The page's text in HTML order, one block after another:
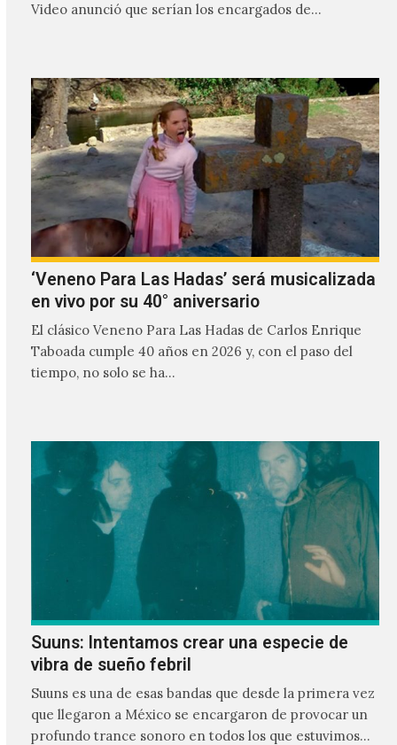
Video anunció que serían los encargados de
‘Veneno Para Las Hadas’ será musicalizada
en vivo por su 40° aniversario
El clásico Veneno Para Las Hadas de Carlos Enrique
Taboada cumple 40 años en 2026 y, con el paso del
tiempo, no solo se ha…
Suuns: Intentamos crear una especie de
vibra de sueño febril
Suuns es una de esas bandas que desde la primera vez
que llegaron a México se encargaron de provocar un
profundo trance sonoro en todos los que estuvimos